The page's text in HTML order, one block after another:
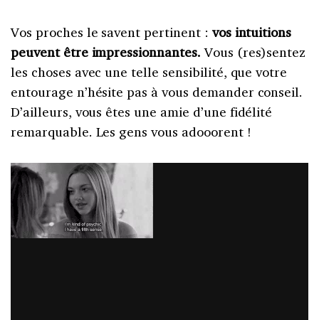
Vos proches le savent pertinent : vos intuitions
peuvent être impressionnantes. Vous (res)sentez
les choses avec une telle sensibilité, que votre
entourage n’hésite pas à vous demander conseil.
D’ailleurs, vous êtes une amie d’une fidélité
remarquable. Les gens vous adooorent !